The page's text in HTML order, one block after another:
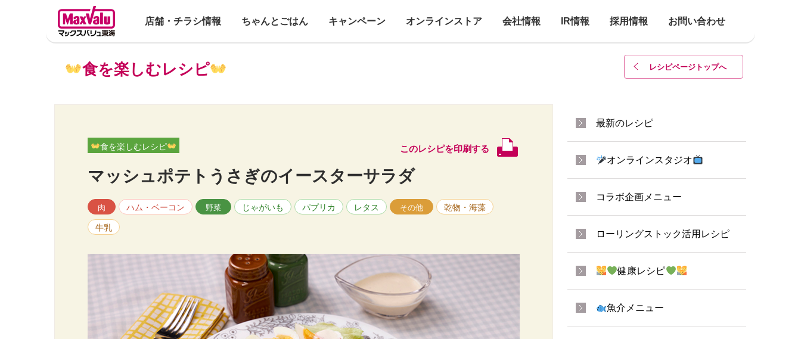
店舗・チラシ情報 ちゃんとごはん キャンペーン オンラインストア 会社情報 IR情報 採用情報 お問い合わせ
レシピページトップへ
食を楽しむレシピ
食を楽しむレシピ このレシピを印刷する
マッシュポテトうさぎのイースターサラダ
肉 ハム・ベーコン 野菜 じゃがいも パプリカ レタス その他 乾物・海藻
牛乳
最新のレシピ
オンラインスタジオ
コラボ企画メニュー
ローリングストック活用レシピ
健康レシピ
魚介メニュー